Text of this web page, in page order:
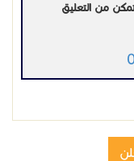
من التعليق